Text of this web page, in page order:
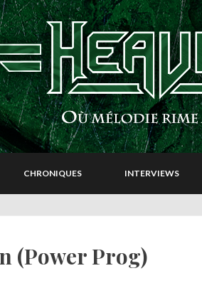
CHRONIQUES INTERVIEWS
(Power Prog)